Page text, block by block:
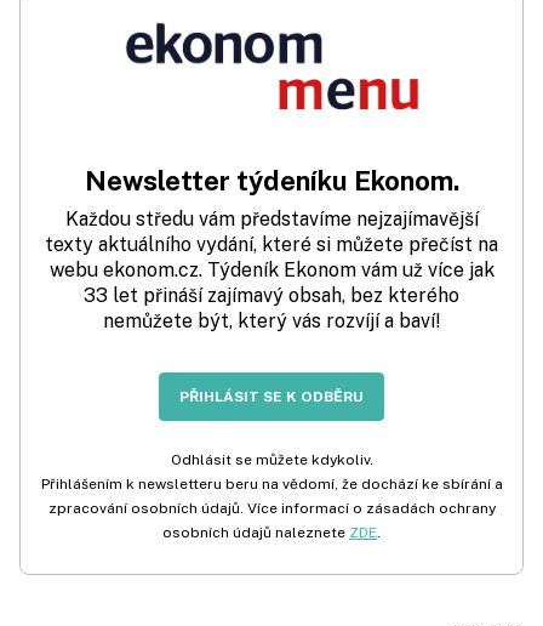
Newsletter týdeníku Ekonom.
Každou středu vám představíme nejzajímavější
texty aktuálního vydání, které si můžete přečíst na
webu ekonom.cz. Týdeník Ekonom vám už více jak
33 let přináší zajímavý obsah, bez kterého
nemůžete být, který vás rozvíjí a baví!
PŘIHLÁSIT SE K ODBĚRU
Odhlásit se můžete kdykoliv.
Přihlášením k newsletteru beru na vědomí, že dochází ke sbírání a
zpracování osobních údajů. Více informací o zásadách ochrany
osobních údajů naleznete ZDE.